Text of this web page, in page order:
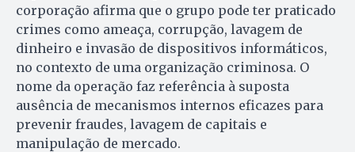
corporação afirma que o grupo pode ter praticado
crimes como ameaça, corrupção, lavagem de
dinheiro e invasão de dispositivos informáticos,
no contexto de uma organização criminosa. O
nome da operação faz referência à suposta
ausência de mecanismos internos eficazes para
prevenir fraudes, lavagem de capitais e
manipulação de mercado.